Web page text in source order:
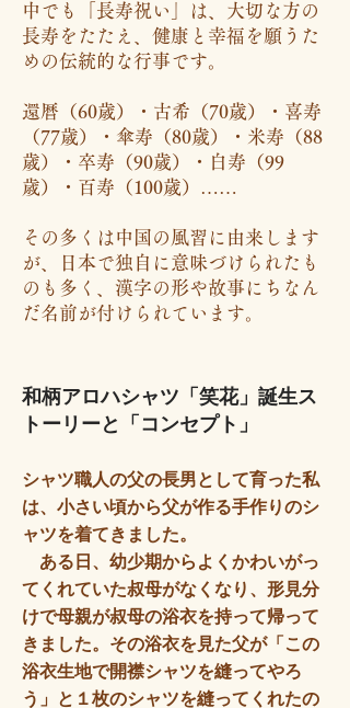
中でも「長寿祝い」は、 大切な方の
長寿をたたえ、健康と幸福を願うた
めの伝統的な行事です。
還暦（60歳）・古希（70歳）・喜寿
（77歳）・傘寿（80歳）・米寿（88
歳）・卒寿（90歳）・白寿（99
歳）・百寿（100歳）……
その多くは中国の風習に由来します
が、日本で独自に意味づけられたも
のも多く、漢字の形や故事にちなん
だ名前が付けられています。
和柄アロハシャツ「笑花」誕生ス
トーリーと「コンセプト」
シャツ職人の父の長男として育った私
は、小さい頃から父が作る手作りのシ
ャツを着てきました。
ある日、幼少期からよくかわいがっ
てくれていた叔母がなくなり、形見分
けで母親が叔母の浴衣を持って帰って
きました。その浴衣を見た父が「この
浴衣生地で開襟シャツを縫ってやろ
う」と１枚のシャツを縫ってくれたの